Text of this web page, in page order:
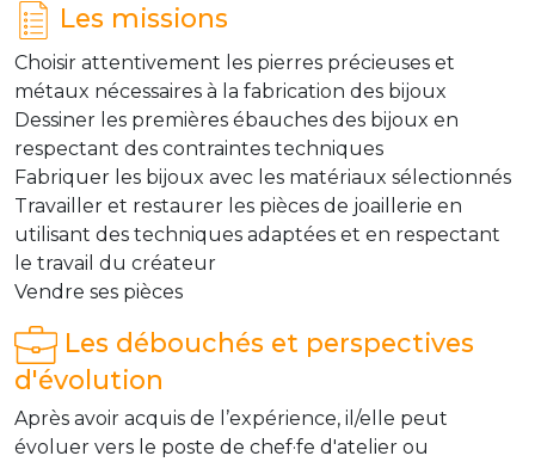
Les missions
Choisir attentivement les pierres précieuses et
métaux nécessaires à la fabrication des bijoux
Dessiner les premières ébauches des bijoux en
respectant des contraintes techniques
Fabriquer les bijoux avec les matériaux sélectionnés
Travailler et restaurer les pièces de joaillerie en
utilisant des techniques adaptées et en respectant
le travail du créateur
Vendre ses pièces
Les débouchés et perspectives
d'évolution
Après avoir acquis de l’expérience, il/elle peut
évoluer vers le poste de chef·fe d'atelier ou